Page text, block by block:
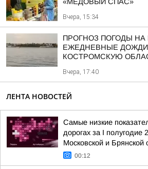
Вчера, 15:34
ПРОГНОЗ ПОГОДЫ
ЕЖЕДНЕВНЫЕ
КОСТРОМСКУЮ
Вчера, 17:40
ЛЕНТА НОВОСТЕЙ
Самые низкие
дорогах за I полугодие
Московской и Брянской
00:12